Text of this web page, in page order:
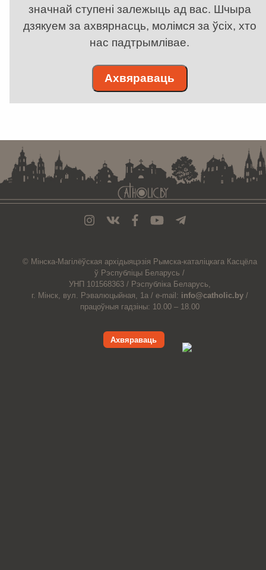
значнай ступені залежыць ад вас. Шчыра
дзякуем за ахвярнасць, молімся за ўсіх, хто
нас падтрымлівае.
Ахвяраваць
© Мiнска-Магiлёўская архiдыяцэзiя Рымска-каталіцкага Касцёла
ў Рэспубліцы Беларусь /
УНП 101568363 / Рэспубліка Беларусь,
г. Мінск, вул. Рэвалюцыйная, 1а / e-mail: info@catholic.by /
працоўныя гадзіны: 10.00 – 18.00
Ахвяраваць